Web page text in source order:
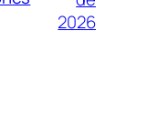
2026